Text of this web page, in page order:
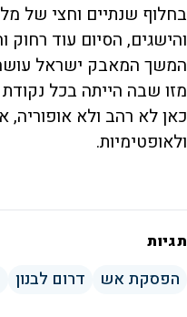
בחלוף שנתיים וחצי של
והישגים, הסיום עוד רחוק
המשך המאבק ישראל
כאן לא רהב ולא אופוריה,
ולאופטימיות.
תגיות
הפסקת אש דרום לבנון